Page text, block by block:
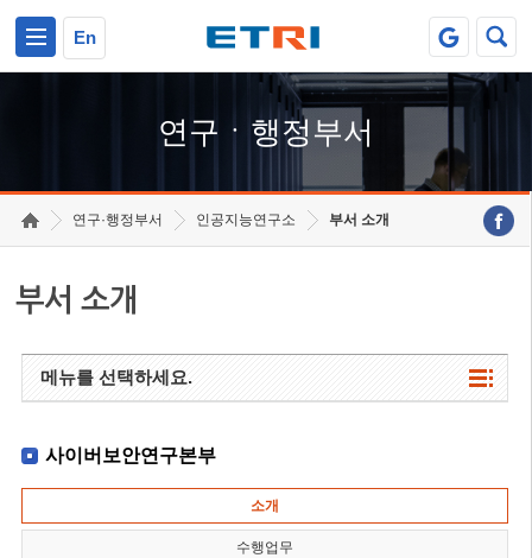
En
연구ㆍ행정부서
연구·행정부서 인공지능연구소 부서 소개
부서 소개
메뉴를 선택하세요.
사이버보안연구본부
소개
수행업무